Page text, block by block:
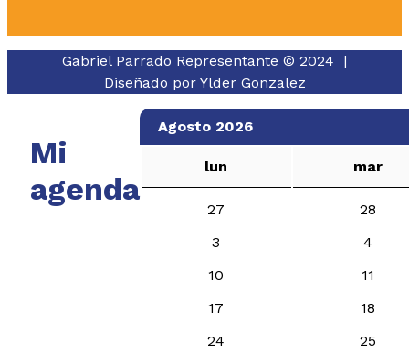
Gabriel Parrado Representante © 2024 |
Diseñado por Ylder Gonzalez
Mi
agenda
Agosto 2026
lun mar
27
28
3
4
10
11
17
18
24
25